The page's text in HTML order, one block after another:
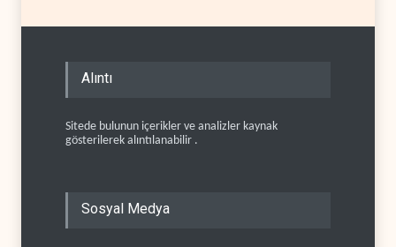
Alıntı
Sitede bulunun içerikler ve analizler kaynak
gösterilerek alıntılanabilir .
Sosyal Medya